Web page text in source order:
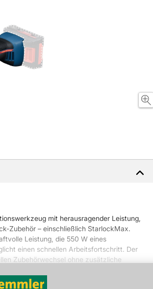
mit herausragender Leistung,
Zubehör – einschließlich StarlockMax.
Leistung, die 550 W eines
einen schnellen Arbeitsfortschritt. Der
Zubehörwechsel ohne zusätzliche
Vibration Control reduziert
von lediglich 150 mm sorgt für maximalen